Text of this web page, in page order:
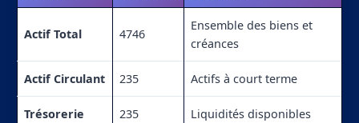
Actif Total 4746
Ensemble des biens et
créances
Actif Circulant 235 Actifs à court terme
Trésorerie 235 Liquidités disponibles